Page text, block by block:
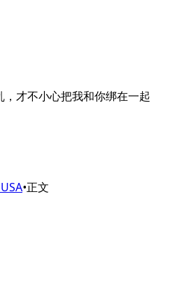
才不小心把我和你绑在一起
•正文